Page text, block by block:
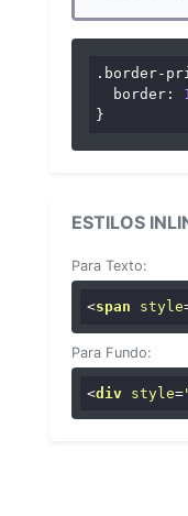
.border-
border :
}
ESTILOS
Para Texto:
<span style
Para Fundo:
<div style=